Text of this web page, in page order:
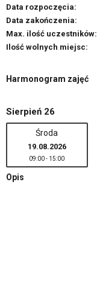
Data rozpoczęcia:
Data zakończenia:
Max. ilość uczestników:
Ilość wolnych miejsc:
Harmonogram zajęć
Sierpień 26
Środa
19.08.2026
09:00 - 15:00
Opis